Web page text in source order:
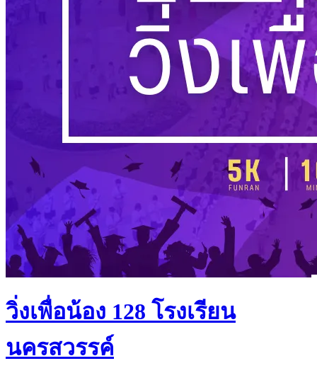
วิ่งเพื่อน้อง 128 โรงเรียน
นครสวรรค์